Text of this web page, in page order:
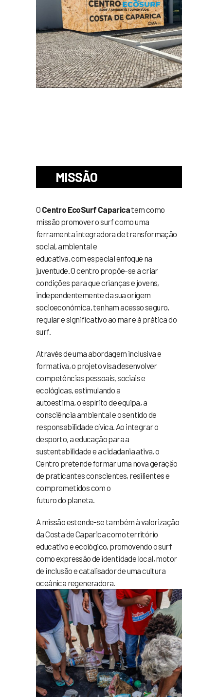
MISSÃO
O Centro EcoSurf Caparicatem como
missão promover o surf como uma
ferramenta integradora de transformação
social, ambiental e
educativa, com especial enfoque na
juventude. O centro propõe-se a criar
condições para que crianças e jovens,
independentemente da sua origem
socioeconómica, tenham acesso seguro,
regular e significativo ao mar e à prática do
surf.
Através de uma abordagem inclusiva e
formativa, o projeto visa desenvolver
competências pessoais, sociais e
ecológicas, estimulando a
autoestima, o espírito de equipa, a
consciência ambiental e o sentido de
responsabilidade cívica. Ao integrar o
desporto, a educação para a
sustentabilidade e a cidadania ativa, o
Centro pretende formar uma nova geração
de praticantes conscientes, resilientes e
comprometidos com o
futuro do planeta.
A missão estende-se também à valorização
da Costa de Caparica como território
educativo e ecológico, promovendo o surf
como expressão de identidade local, motor
de inclusão e catalisador de uma cultura
oceânica regeneradora.